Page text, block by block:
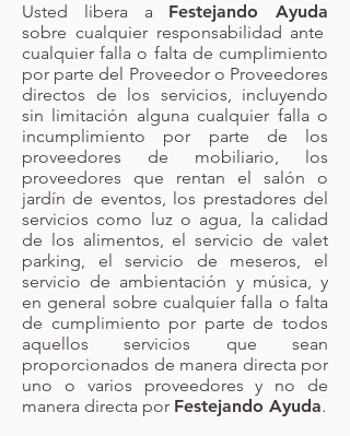
Usted libera a Festejando Ayuda
sobre cualquier responsabilidad ante
cualquier falla o falta de cumplimiento
por parte del Proveedor o Proveedores
directos de los servicios, incluyendo
sin limitación alguna cualquier falla o
incumplimiento por parte de los
proveedores de mobiliario, los
proveedores que rentan el salón o
jardín de eventos, los prestadores del
servicios como luz o agua, la calidad
de los alimentos, el servicio de valet
parking, el servicio de meseros, el
servicio de ambientación y música, y
en general sobre cualquier falla o falta
de cumplimiento por parte de todos
aquellos servicios que sean
proporcionados de manera directa por
uno o varios proveedores y no de
manera directa por Festejando Ayuda.